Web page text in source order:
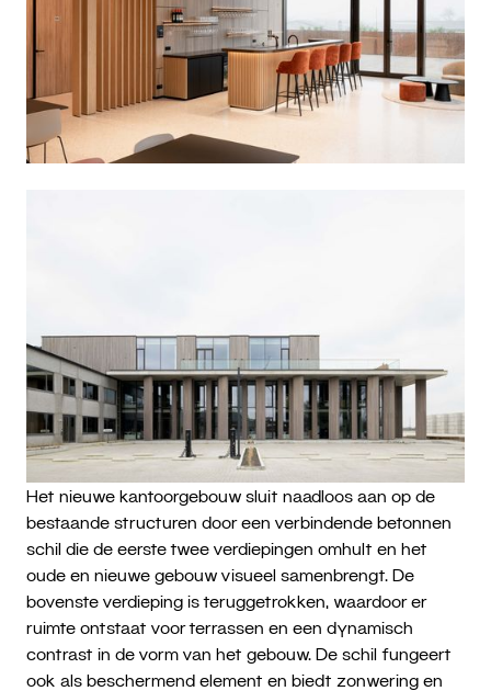
Het nieuwe kantoorgebouw sluit naadloos aan op de
bestaande structuren door een verbindende betonnen
schil die de eerste twee verdiepingen omhult en het
oude en nieuwe gebouw visueel samenbrengt. De
bovenste verdieping is teruggetrokken, waardoor er
ruimte ontstaat voor terrassen en een dynamisch
contrast in de vorm van het gebouw. De schil fungeert
ook als beschermend element en biedt zonwering en